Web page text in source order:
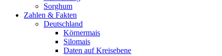
Sorghum
Zahlen & Fakten
Deutschland
Körnermais
Silomais
Daten auf Kreisebene